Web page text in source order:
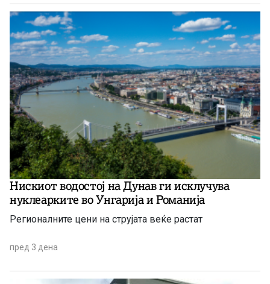
Нискиот водостој на Дунав ги исклучува
нуклеарките во Унгарија и Романија
Регионалните цени на струјата веќе растат
пред 3 дена